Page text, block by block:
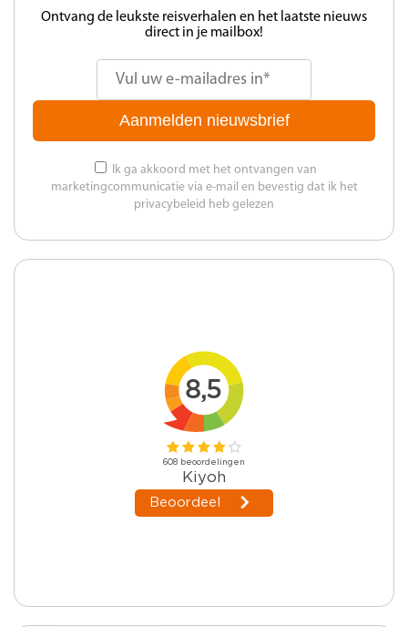
Ontvang de leukste reisverhalen en het laatste nieuws
direct in je mailbox!
Aanmelden nieuwsbrief
Ik ga akkoord met het ontvangen van
marketingcommunicatie via e-mail en bevestig dat ik het
privacybeleid heb gelezen